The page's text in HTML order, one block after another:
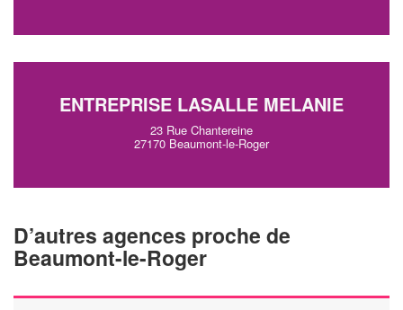
ENTREPRISE LASALLE MELANIE
23 Rue Chantereine
27170 Beaumont-le-Roger
D’autres agences proche de
Beaumont-le-Roger